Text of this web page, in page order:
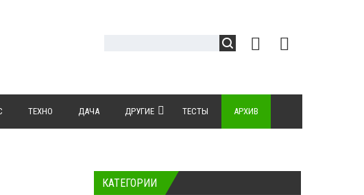
ТЕХНО ДАЧА ДРУГИЕ ТЕСТЫ АРХИВ
КАТЕГОРИИ